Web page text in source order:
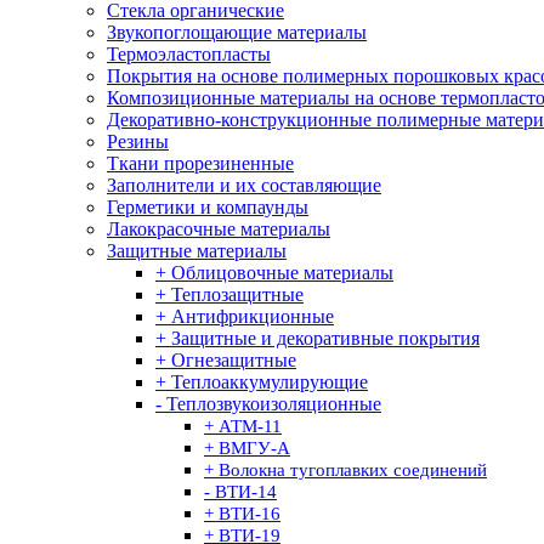
Стекла органические
Звукопоглощающие материалы
Термоэластопласты
Покрытия на основе полимерных порошковых
Композиционные материалы на основе
Декоративно-конструкционные полимерные
Резины
Ткани прорезиненные
Заполнители и их составляющие
Герметики и компаунды
Лакокрасочные материалы
Защитные материалы
+ Облицовочные материалы
+ Теплозащитные
+ Антифрикционные
+ Защитные и декоративные покрытия
+ Огнезащитные
+ Теплоаккумулирующие
- Теплозвукоизоляционные
+ АТМ-11
+ ВМГУ-А
+ Волокна тугоплавких соединений
- ВТИ-14
+ ВТИ-16
+ ВТИ-19